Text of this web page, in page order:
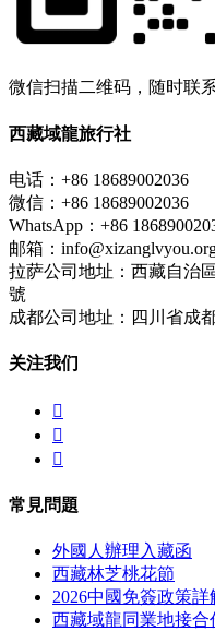
微信扫描二维码，随时联
西藏域龍旅行社
电话：+86 18689002036
微信：+86 18689002036
WhatsApp：+86
邮箱：
拉萨公司地址：西藏自治
號
成都公司地址：四川省成
关注我们



常見問題
外國人辦理入藏函
西藏林芝桃花節
2026中國免簽政策詳
西藏域龍同業地接合